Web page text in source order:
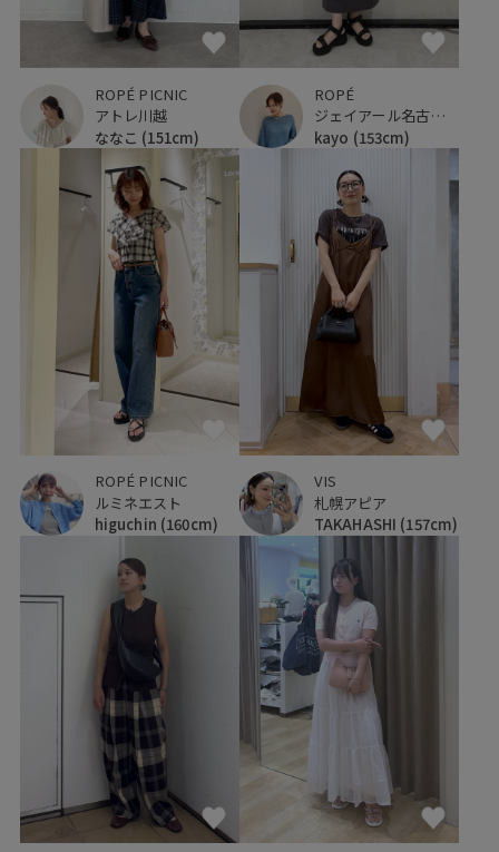
ROPÉ PICNIC
アトレ川越
ななこ (151cm)
ROPÉ
ジェイアール名古屋タカシマヤ
kayo (153cm)
ROPÉ PICNIC
ルミネエスト
higuchin (160cm)
VIS
札幌アピア
TAKAHASHI (157cm)